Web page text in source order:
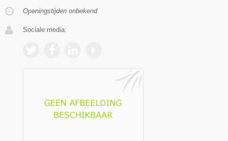
Openingstijden onbekend
Sociale media: